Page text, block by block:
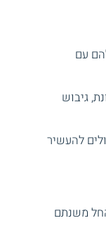
עם
גיבוש
להעשיר
משנתם